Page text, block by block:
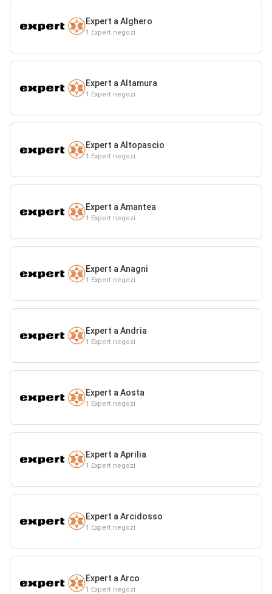
Expert a Alghero
1 Expert negozi
Expert a Altamura
1 Expert negozi
Expert a Altopascio
1 Expert negozi
Expert a Amantea
1 Expert negozi
Expert a Anagni
1 Expert negozi
Expert a Andria
1 Expert negozi
Expert a Aosta
1 Expert negozi
Expert a Aprilia
1 Expert negozi
Expert a Arcidosso
1 Expert negozi
Expert a Arco
1 Expert negozi